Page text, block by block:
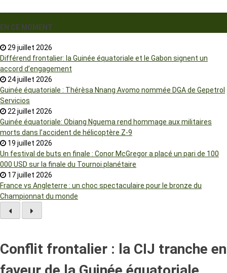
EN CE MOMENT
29 juillet 2026
Différend frontalier: la Guinée équatoriale et le Gabon signent un
accord d’engagement
24 juillet 2026
Guinée équatoriale : Thérèsa Nnang Avomo nommée DGA de Gepetrol
Servicios
22 juillet 2026
Guinée équatoriale: Obiang Nguema rend hommage aux militaires
morts dans l’accident de hélicoptère Z-9
19 juillet 2026
Un festival de buts en finale : Conor McGregor a placé un pari de 100
000 USD sur la finale du Tournoi planétaire
17 juillet 2026
France vs Angleterre : un choc spectaculaire pour le bronze du
Championnat du monde
Conflit frontalier : la CIJ tranche en